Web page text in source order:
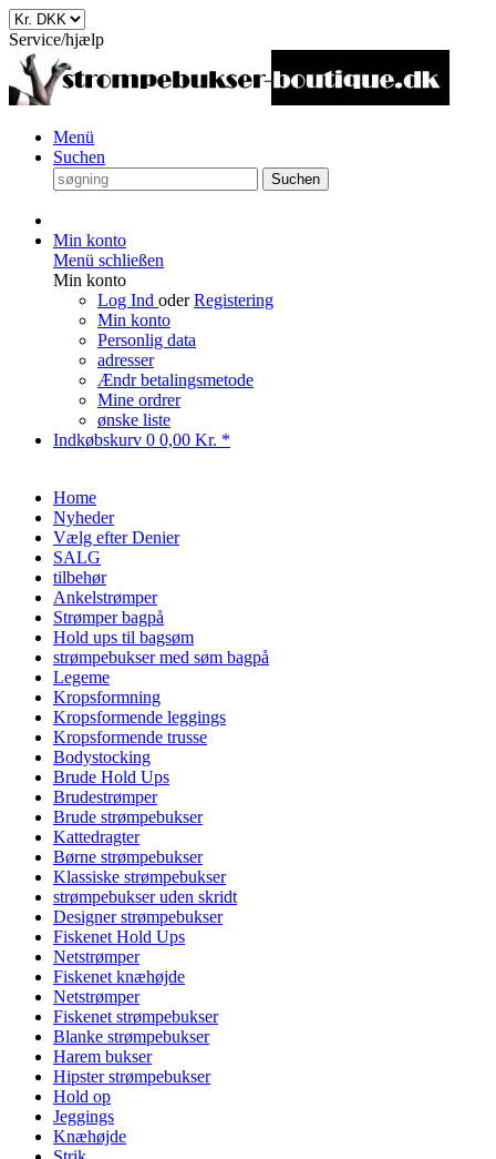
Service/hjælp
Menü
Suchen
Suchen
Min konto
Menü schließen
Min konto
Log Ind oderRegistering
Min konto
Personlig data
adresser
Ændr betalingsmetode
Mine ordrer
ønske liste
Indkøbskurv 0 0,00 Kr. *
Home
Nyheder
Vælg efter Denier
SALG
tilbehør
Ankelstrømper
Strømper bagpå
Hold ups til bagsøm
strømpebukser med søm bagpå
Legeme
Kropsformning
Kropsformende leggings
Kropsformende trusse
Bodystocking
Brude Hold Ups
Brudestrømper
Brude strømpebukser
Kattedragter
Børne strømpebukser
Klassiske strømpebukser
strømpebukser uden skridt
Designer strømpebukser
Fiskenet Hold Ups
Netstrømper
Fiskenet knæhøjde
Netstrømper
Fiskenet strømpebukser
Blanke strømpebukser
Harem bukser
Hipster strømpebukser
Hold op
Jeggings
Knæhøjde